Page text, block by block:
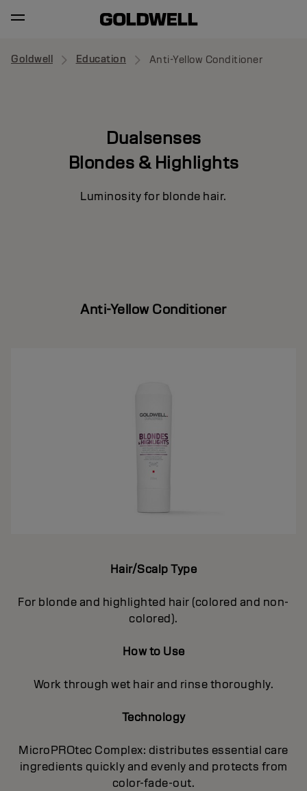
Goldwell Education Anti-Yellow Conditioner
Dualsenses
Blondes & Highlights
Luminosity for blonde hair.
Anti-Yellow Conditioner
Hair/Scalp Type
For blonde and highlighted hair (colored and non-
colored).
How to Use
Work through wet hair and rinse thoroughly.
Technology
MicroPROtec Complex: distributes essential care
ingredients quickly and evenly and protects from
color-fade-out.